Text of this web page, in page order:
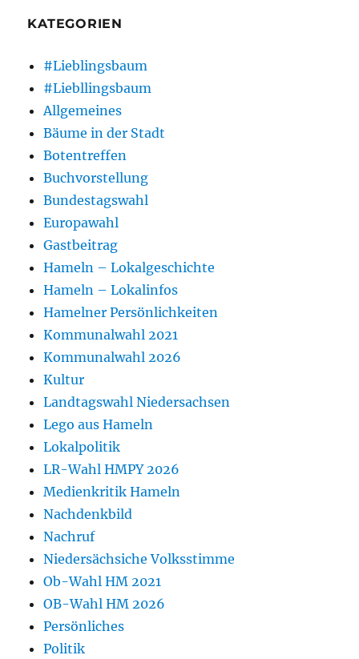
KATEGORIEN
#Lieblingsbaum
#Liebllingsbaum
Allgemeines
Bäume in der Stadt
Botentreffen
Buchvorstellung
Bundestagswahl
Europawahl
Gastbeitrag
Hameln – Lokalgeschichte
Hameln – Lokalinfos
Hamelner Persönlichkeiten
Kommunalwahl 2021
Kommunalwahl 2026
Kultur
Landtagswahl Niedersachsen
Lego aus Hameln
Lokalpolitik
LR-Wahl HMPY 2026
Medienkritik Hameln
Nachdenkbild
Nachruf
Niedersächsiche Volksstimme
Ob-Wahl HM 2021
OB-Wahl HM 2026
Persönliches
Politik